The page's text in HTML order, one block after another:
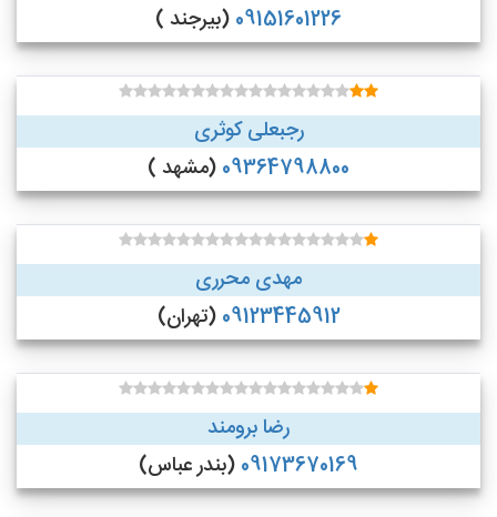
09151601226 (بیرجند )
رجبعلی کوثری
09364798800 (مشهد )
مهدی محرری
09123445912 (تهران)
رضا برومند
09173670169 (بندر عباس)